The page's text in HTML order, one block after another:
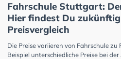
Fahrschule Stuttgart:
Hier findest Du
Preisvergleich
Die Preise variieren von Fahrschule
Beispiel unterschiedliche Preise bei